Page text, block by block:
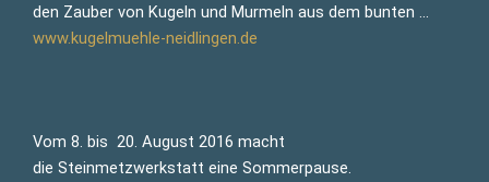
den Zauber von Kugeln und Murmeln aus dem bunten …
www.kugelmuehle-neidlingen.de
Vom 8. bis 20. August 2016 macht
die Steinmetzwerkstatt eine Sommerpause.